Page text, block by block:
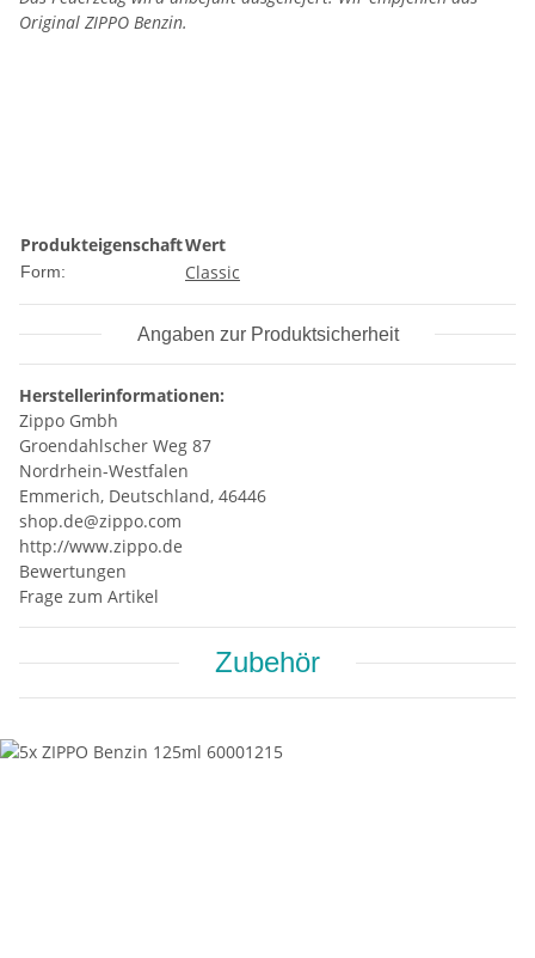
Original ZIPPO Benzin.
ProdukteigenschaftWert
Form: Classic
Angaben zur Produktsicherheit
Herstellerinformationen:
Zippo Gmbh
Groendahlscher Weg 87
Nordrhein-Westfalen
Emmerich, Deutschland, 46446
shop.de@zippo.com
http://www.zippo.de
Bewertungen
Frage zum Artikel
Zubehör